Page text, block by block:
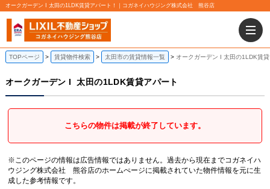
オークガーデン I 太田の1LDK賃貸アパート！｜コガネイハウジング株式会社 熊谷店
TOPページ 賃貸物件検索 太田市の賃貸情報一覧 オークガーデン I 太田の1LDK賃
オークガーデン I 太田の1LDK賃貸アパート
こちらの物件は掲載が終了しています。
※このページの情報は広告情報ではありません。過去から現在までコガネイハ
ウジング株式会社 熊谷店のホームぺージに掲載されていた物件情報を元に生
成した参考情報です。